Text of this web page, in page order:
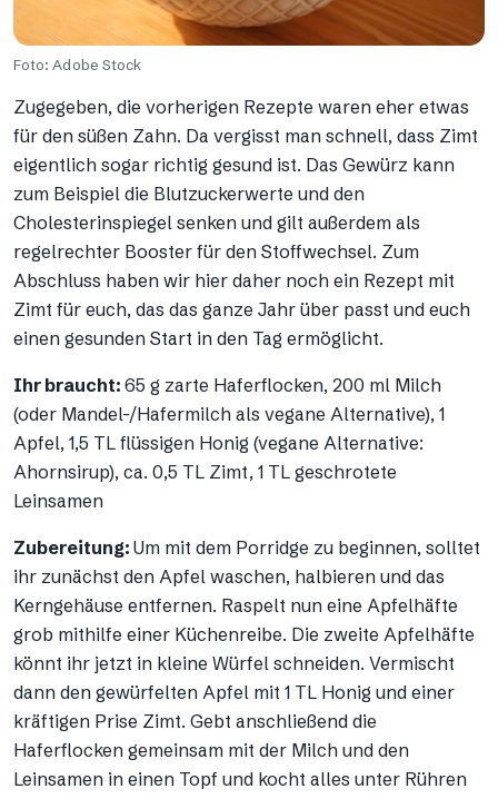
Foto: Adobe Stock
Zugegeben, die vorherigen Rezepte waren eher etwas
für den süßen Zahn. Da vergisst man schnell, dass Zimt
eigentlich sogar richtig gesund ist. Das Gewürz kann
zum Beispiel die Blutzuckerwerte und den
Cholesterinspiegel senken und gilt außerdem als
regelrechter Booster für den Stoffwechsel. Zum
Abschluss haben wir hier daher noch ein Rezept mit
Zimt für euch, das das ganze Jahr über passt und euch
einen gesunden Start in den Tag ermöglicht.
Ihr braucht: 65 g zarte Haferflocken, 200 ml Milch
(oder Mandel-/Hafermilch als vegane Alternative), 1
Apfel, 1,5 TL flüssigen Honig (vegane Alternative:
Ahornsirup), ca. 0,5 TL Zimt, 1 TL geschrotete
Leinsamen
Zubereitung: Um mit dem Porridge zu beginnen, solltet
ihr zunächst den Apfel waschen, halbieren und das
Kerngehäuse entfernen. Raspelt nun eine Apfelhäfte
grob mithilfe einer Küchenreibe. Die zweite Apfelhäfte
könnt ihr jetzt in kleine Würfel schneiden. Vermischt
dann den gewürfelten Apfel mit 1 TL Honig und einer
kräftigen Prise Zimt. Gebt anschließend die
Haferflocken gemeinsam mit der Milch und den
Leinsamen in einen Topf und kocht alles unter Rühren